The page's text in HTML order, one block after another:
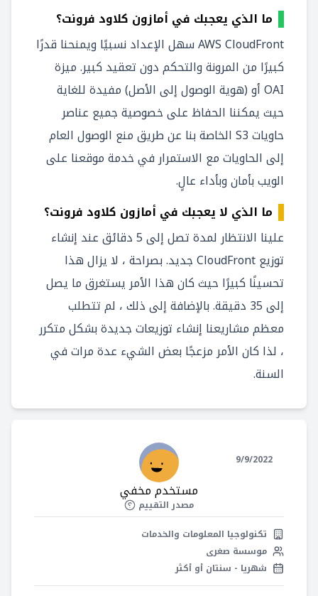
ما الذي يعجبك في أمازون كلاود فرونت؟
AWS CloudFront سهل الإعداد نسبيًا ويمنحنا قدرًا
كبيرًا من المرونة والتحكم دون تعقيد كبير. ميزة
OAI أو (هوية الوصول إلى الأصل) مفيدة للغاية
حيث يمكننا الحفاظ على خصوصية جميع عناصر
حاويات S3 الخاصة بنا عن طريق منع الوصول العام
إلى الحاويات مع الاستمرار في خدمة موقعنا على
الويب بأمان وبأداء عالٍ.
ما الذي لا يعجبك في أمازون كلاود فرونت؟
علينا الانتظار لمدة تصل إلى 5 دقائق عند إنشاء
توزيع CloudFront جديد. بصراحة ، لا يزال هذا
تحسينًا كبيرًا حيث كان هذا الأمر يستغرق ما يصل
إلى 35 دقيقة. بالإضافة إلى ذلك ، لم تتطلب
معظم مشاريعنا إنشاء توزيعات جديدة بشكل متكرر
، لذا كان الأمر مزعجًا بعض الشيء عدة مرات في
السنة.
مستخدم مخفي
مصدر التقييم
9/9/2022
تكنولوجيا المعلومات والخدمات
موسسة صغرى
شهريا - سنتان أو أكثر